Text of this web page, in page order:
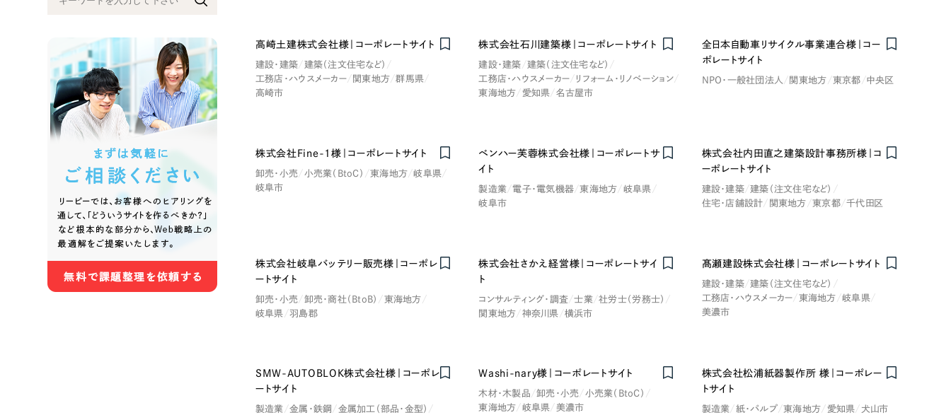
「採用強化」を目的とした採用業務代行
その他のサービス
Company
会社情報
メディア掲載と取材依頼
新着情報
ブログ
リーピーブログ
金融・保険業 その他サービス業 物流・運送 NPO・一般社団法人
人材サービス
ホワイト・白色
ブルー・青色
高崎土建株式会社様｜コーポレートサイト
建設・建築
建築（注文住宅など）
工務店・ハウスメーカー
関東地方
群馬県
高崎市
株式会社石川建築様｜コーポレートサイト
建設・建築
建築（注文住宅など）
工務店・ハウスメーカー
リフォーム・リノベーション
東海地方
愛知県 名古屋市
全日本自動車リサイクル事業連合様｜コー
ポレートサイト
NPO・一般社団法人 関東地方 東京都 中央区
株式会社Fine-1様｜コーポレートサイト
卸売・小売 小売業（BtoC） 東海地方
岐阜県
岐阜市
ベンハー芙蓉株式会社様｜コーポレートサ
イト
製造業 電子・電気機器 東海地方
岐阜県
岐阜市
株式会社内田直之建築設計事務所様｜コ
ーポレートサイト
建設・建築
建築（注文住宅など）
住宅・店舗設計
関東地方 東京都 千代田区
株式会社岐阜バッテリー販売様｜コーポレ
ートサイト
卸売・小売 卸売・商社（BtoB）
東海地方
岐阜県
羽島郡
株式会社さかえ経営様｜コーポレートサイ
ト
コンサルティング・調査 士業
社労士（労務士）
関東地方
神奈川県 横浜市
髙瀬建設株式会社様｜コーポレートサイト
建設・建築
建築（注文住宅など）
工務店・ハウスメーカー
東海地方
岐阜県
美濃市
SMW-AUTOBLOK株式会社様｜コーポレ
ートサイト
製造業 金属・鉄鋼
金属加工（部品・金型）
Washi-nary様｜コーポレートサイト
木材・木製品 卸売・小売
小売業（BtoC）
東海地方
岐阜県 美濃市
株式会社松浦紙器製作所 様｜コーポレー
トサイト
製造業 紙・パルプ 東海地方 愛知県 犬山市